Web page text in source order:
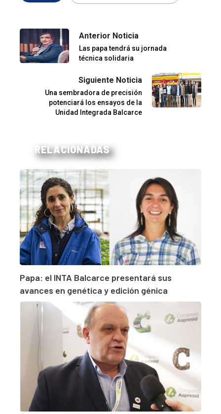
Anterior Noticia
Las papa tendrá su jornada
técnica solidaria
Siguiente Noticia
Una sembradora de precisión
potenciará los ensayos de la
Unidad Integrada Balcarce
RELACIONADAS
Papa: el INTA Balcarce presentará sus
avances en genética y edición génica